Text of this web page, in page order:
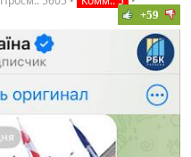
+59